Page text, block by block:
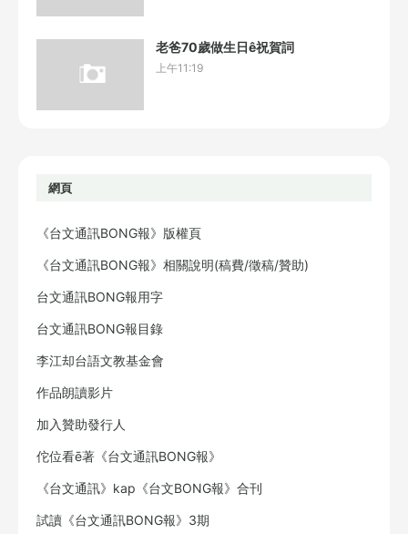
老爸70歲做生日ê祝賀詞
上午11:19
網頁
《台文通訊BONG報》版權頁
《台文通訊BONG報》相關說明(稿費/徵稿/贊助)
台文通訊BONG報用字
台文通訊BONG報目錄
李江却台語文教基金會
作品朗讀影片
加入贊助發行人
佗位看ē著《台文通訊BONG報》
《台文通訊》kap《台文BONG報》合刊
試讀《台文通訊BONG報》3期